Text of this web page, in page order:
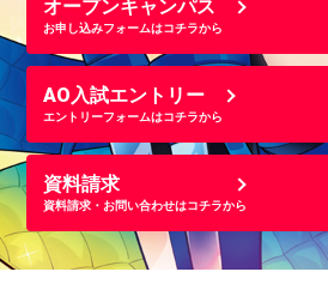
オープンキャンパス
お申し込みフォームはコチラから
AO入試エントリー
エントリーフォームはコチラから
資料請求
資料請求・お問い合わせはコチラから